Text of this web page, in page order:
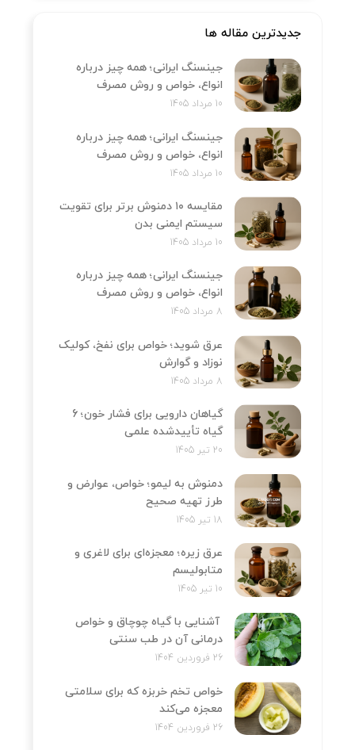
جدیدترین مقاله ها
جینسنگ ایرانی؛ همه چیز درباره
انواع، خواص و روش مصرف
10 مرداد 1405
جینسنگ ایرانی؛ همه چیز درباره
انواع، خواص و روش مصرف
10 مرداد 1405
مقایسه ۱۰ دمنوش برتر برای تقویت
سیستم ایمنی بدن
10 مرداد 1405
جینسنگ ایرانی؛ همه چیز درباره
انواع، خواص و روش مصرف
8 مرداد 1405
عرق شوید؛ خواص برای نفخ، کولیک
نوزاد و گوارش
8 مرداد 1405
گیاهان دارویی برای فشار خون؛ 6
گیاه تأییدشده علمی
20 تیر 1405
دمنوش به لیمو؛ خواص، عوارض و
طرز تهیه صحیح
18 تیر 1405
عرق زیره؛ معجزه‌ای برای لاغری و
متابولیسم
10 تیر 1405
آشنایی با گیاه چوچاق و خواص
درمانی آن در طب سنتی
26 فروردین 1404
خواص تخم خربزه که برای سلامتی
معجزه می‌کند
26 فروردین 1404